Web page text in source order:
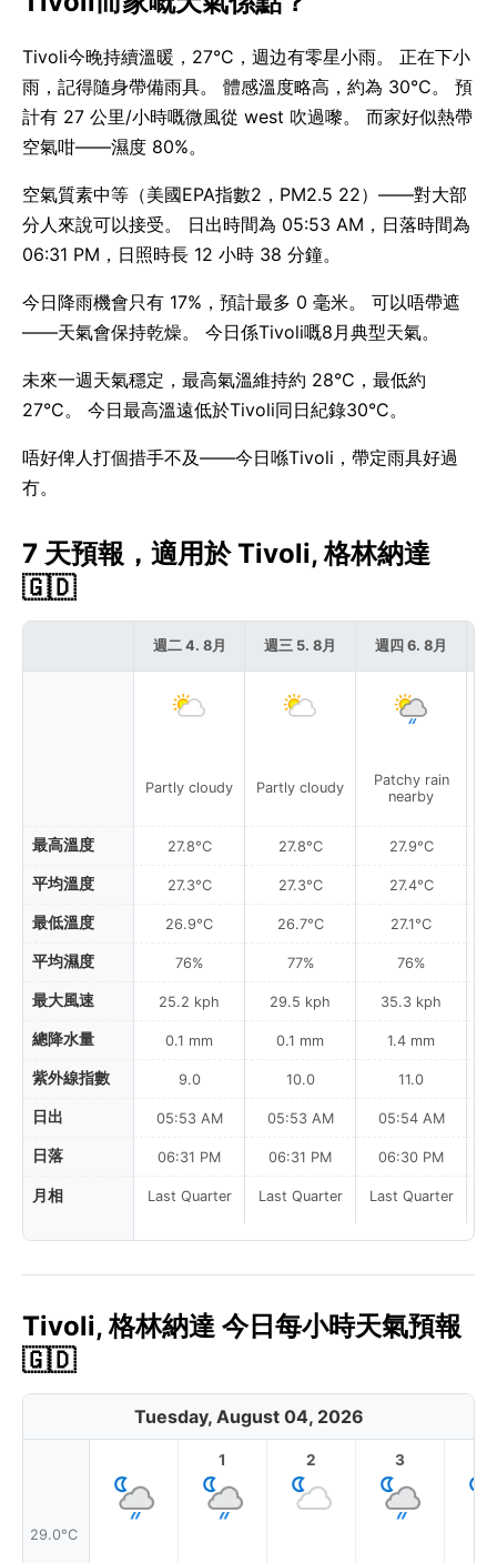
Tivoli今晚持續溫暖，27°C，週边有零星小雨。 正在下小
雨，記得隨身帶備雨具。 體感溫度略高，約為 30°C。 預
計有 27 公里/小時嘅微風從 west 吹過嚟。 而家好似熱帶
空氣咁——濕度 80%。
空氣質素中等（美國EPA指數2，PM2.5 22）——對大部
分人來說可以接受。 日出時間為 05:53 AM，日落時間為
06:31 PM，日照時長 12 小時 38 分鐘。
今日降雨機會只有 17%，預計最多 0 毫米。 可以唔帶遮
——天氣會保持乾燥。 今日係Tivoli嘅8月典型天氣。
未來一週天氣穩定，最高氣溫維持約 28°C，最低約
27°C。 今日最高溫遠低於Tivoli同日紀錄30°C。
唔好俾人打個措手不及——今日喺Tivoli，帶定雨具好過
冇。
7 天預報，適用於 Tivoli, 格林納達
🇬🇩
最高溫度
平均溫度
最低溫度
平均濕度
最大風速
總降水量
紫外線指數
日出
日落
月相
週二 4. 8月
Partly cloudy
27.8°C
27.3°C
26.9°C
76%
25.2 kph
0.1 mm
9.0
05:53 AM
06:31 PM
Last Quarter
週三 5. 8月
Partly cloudy
27.8°C
27.3°C
26.7°C
77%
29.5 kph
0.1 mm
10.0
05:53 AM
06:31 PM
Last Quarter
週四 6. 8月
Patchy rain
nearby
27.9°C
27.4°C
27.1°C
76%
35.3 kph
1.4 mm
11.0
05:54 AM
06:30 PM
Last Quarter
Tivoli, 格林納達 今日每小時天氣預報
🇬🇩
Tuesday, August 04, 2026
29.0°C
1 2 3